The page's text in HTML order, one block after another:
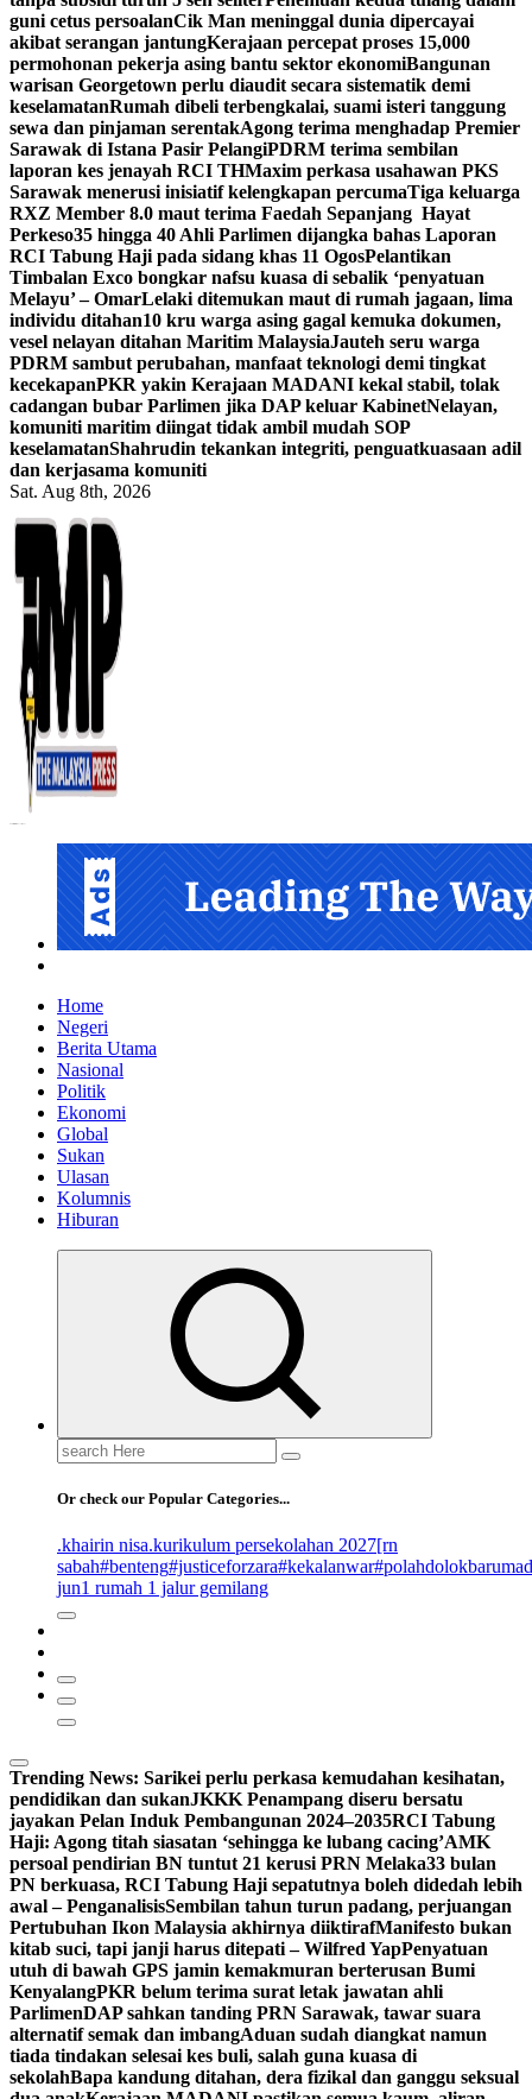
guni cetus persoalanCik Man meninggal dunia dipercayai
akibat serangan jantungKerajaan percepat proses 15,000
permohonan pekerja asing bantu sektor ekonomiBangunan
warisan Georgetown perlu diaudit secara sistematik demi
keselamatanRumah dibeli terbengkalai, suami isteri tanggung
sewa dan pinjaman serentakAgong terima menghadap Premier
Sarawak di Istana Pasir PelangiPDRM terima sembilan
laporan kes jenayah RCI THMaxim perkasa usahawan PKS
Sarawak menerusi inisiatif kelengkapan percumaTiga keluarga
RXZ Member 8.0 maut terima Faedah Sepanjang Hayat
Perkeso35 hingga 40 Ahli Parlimen dijangka bahas Laporan
RCI Tabung Haji pada sidang khas 11 OgosPelantikan
Timbalan Exco bongkar nafsu kuasa di sebalik ‘penyatuan
Melayu’ – OmarLelaki ditemukan maut di rumah jagaan, lima
individu ditahan10 kru warga asing gagal kemuka dokumen,
vesel nelayan ditahan Maritim MalaysiaJauteh seru warga
PDRM sambut perubahan, manfaat teknologi demi tingkat
kecekapanPKR yakin Kerajaan MADANI kekal stabil, tolak
cadangan bubar Parlimen jika DAP keluar KabinetNelayan,
komuniti maritim diingat tidak ambil mudah SOP
keselamatanShahrudin tekankan integriti, penguatkuasaan adil
dan kerjasama komuniti
Sat. Aug 8th, 2026
Home
Negeri
Berita Utama
Nasional
Politik
Ekonomi
Global
Sukan
Ulasan
Kolumnis
Hiburan
Search
for:
Or check our Popular Categories...
.khairin nisa.kurikulum persekolahan 2027[rn
sabah#benteng#justiceforzara#kekalanwar
jun1 rumah 1 jalur gemilang
Trending News: Sarikei perlu perkasa kemudahan kesihatan,
pendidikan dan sukanJKKK Penampang diseru bersatu
jayakan Pelan Induk Pembangunan 2024–2035RCI Tabung
Haji: Agong titah siasatan ‘sehingga ke lubang cacing’AMK
persoal pendirian BN tuntut 21 kerusi PRN Melaka33 bulan
PN berkuasa, RCI Tabung Haji sepatutnya boleh didedah lebih
awal – PenganalisisSembilan tahun turun padang, perjuangan
Pertubuhan Ikon Malaysia akhirnya diiktirafManifesto bukan
kitab suci, tapi janji harus ditepati – Wilfred YapPenyatuan
utuh di bawah GPS jamin kemakmuran berterusan Bumi
KenyalangPKR belum terima surat letak jawatan ahli
ParlimenDAP sahkan tanding PRN Sarawak, tawar suara
alternatif semak dan imbangAduan sudah diangkat namun
tiada tindakan selesai kes buli, salah guna kuasa di
sekolahBapa kandung ditahan, dera fizikal dan ganggu seksual